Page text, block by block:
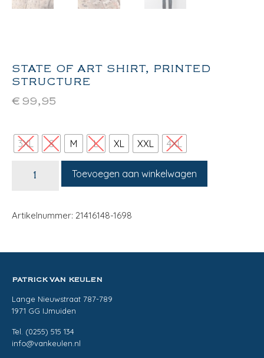
STATE OF ART SHIRT, PRINTED
STRUCTURE
€ 99,95
3XL S M L XL XXL 4XL
Toevoegen aan winkelwagen
Artikelnummer: 21416148-1698
PATRICK VAN KEULEN
Lange Nieuwstraat 787-789
1971 GG IJmuiden
Tel. (0255) 515 134
info@vankeulen.nl